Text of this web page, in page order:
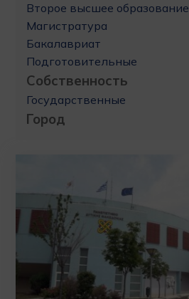
Второе высшее образование
Магистратура
Бакалавриат
Подготовительные
Собственность
Государственные
Город